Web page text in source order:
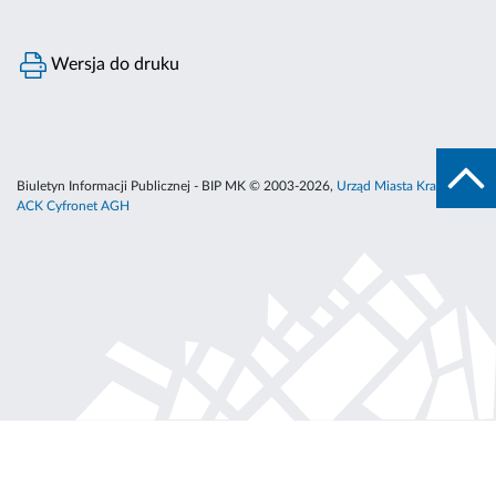
Wersja do druku
Biuletyn Informacji Publicznej - BIP MK © 2003-2026, Urząd Miasta Krakowa
ACK Cyfronet AGH